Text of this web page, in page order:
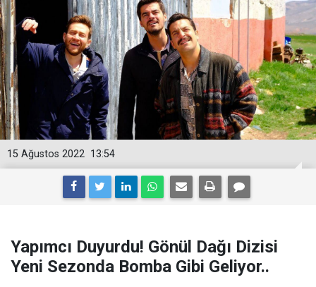
13:54
15 Ağustos 2022
Yapımcı Duyurdu! Gönül Dağı Dizisi
Yeni Sezonda Bomba Gibi Geliyor..